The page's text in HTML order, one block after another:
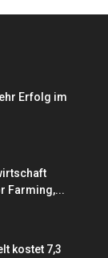
Erfolg im
Farming,...
kostet 7,3